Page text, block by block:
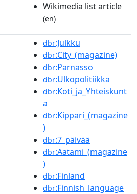
Wikimedia list article
(en)
dbr:Julkku
dbr:City_(magazine)
dbr:Parnasso
dbr:Ulkopolitiikka
dbr:Koti_ja_Yhteiskunt
a
dbr:Kippari_(magazine
)
dbr:7_päivää
dbr:Aatami_(magazine
)
dbr:Finland
dbr:Finnish_language